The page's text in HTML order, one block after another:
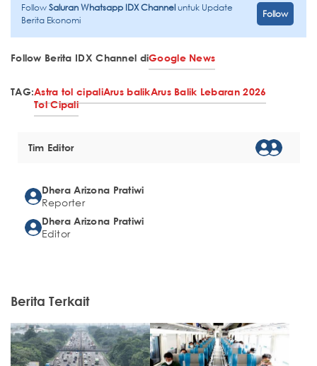
FollowSaluran Whatsapp IDX Channeluntuk Update
Berita Ekonomi
Follow
Follow Berita IDX Channel diGoogle News
TAG:Astra tol cipaliArus balikArus Balik Lebaran 2026
Tol Cipali
Tim Editor
Dhera Arizona Pratiwi
Reporter
Dhera Arizona Pratiwi
Editor
Berita Terkait